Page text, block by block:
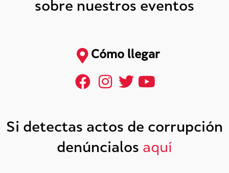
sobre nuestros eventos
Cómo llegar
Si detectas actos de corrupción
denúncialos aquí